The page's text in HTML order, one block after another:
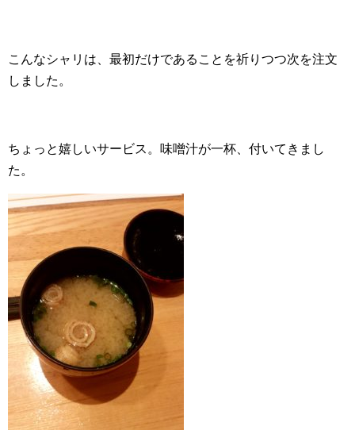
こんなシャリは、最初だけであることを祈りつつ次を注文
しました。
ちょっと嬉しいサービス。味噌汁が一杯、付いてきまし
た。